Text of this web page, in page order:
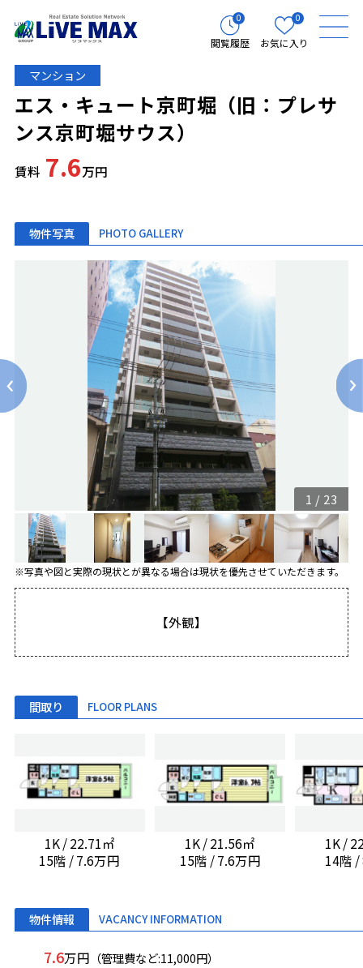
0
閲覧履歴
0
お気に入り
マンション
エス・キュート京町堀（旧：プレサ
ンス京町堀サウス）
賃料 7.6万円
物件写真 PHOTO GALLERY
1 / 23
※写真や図と実際の現状とが異なる場合は現状を優先させていただきます。
【外観】
間取り FLOOR PLANS
1K / 22.71㎡
15階 / 7.6万円
1K / 21.56㎡
15階 / 7.6万円
1K /
14階
物件情報 VACANCY INFORMATION
7.6万円 （管理費など:11,000円）